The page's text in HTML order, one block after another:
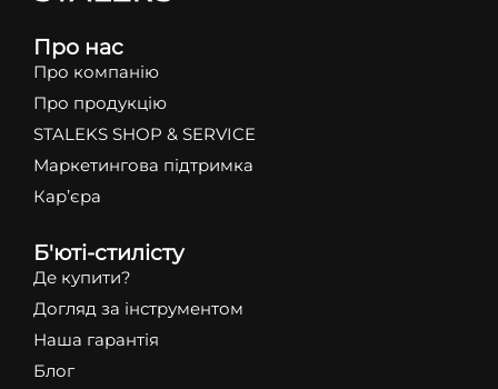
Про нас
Про компанію
Про продукцію
STALEKS SHOP & SERVICE
Маркетингова підтримка
Кар’єра
Б'юті-стилісту
Де купити?
Догляд за інструментом
Наша гарантія
Блог